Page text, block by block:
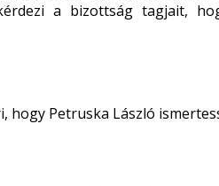
a bizottság tagjait,
hogy Petruska László